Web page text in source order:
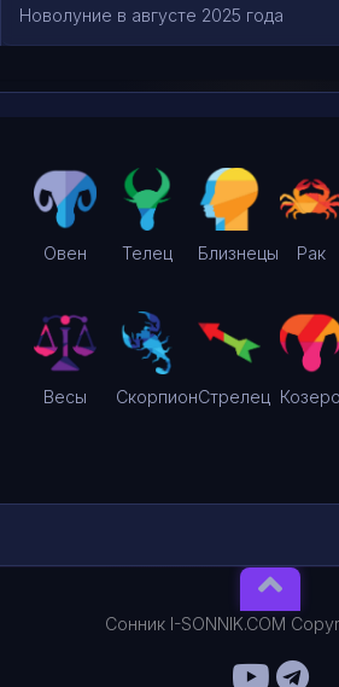
Новолуние в августе 2025 года
Овен Телец Близнецы Рак
Весы СкорпионСтрелец
Сонник I-SONNIK.COM